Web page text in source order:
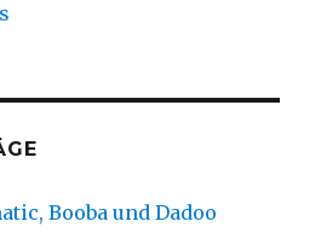
Booba und Dadoo